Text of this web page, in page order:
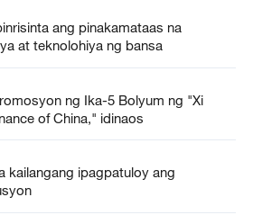
ang pinakamataas na
at teknolohiya ng bansa
ng Ika-5 Bolyum ng "Xi
of China," idinaos
kailangang ipagpatuloy ang